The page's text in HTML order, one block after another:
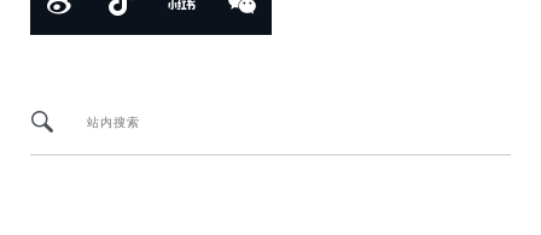
站内搜索